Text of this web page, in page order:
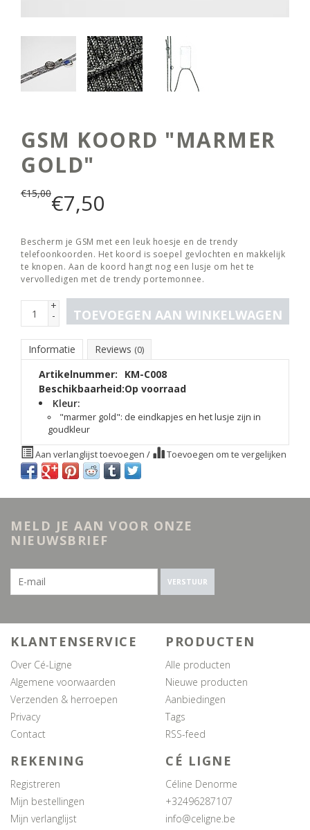
GSM KOORD "MARMER
GOLD"
€15,00€7,50
Bescherm je GSM met een leuk hoesje en de trendy
telefoonkoorden. Het koord is soepel gevlochten en makkelijk
te knopen. Aan de koord hangt nog een lusje om het te
vervolledigen met de trendy portemonnee.
+
- TOEVOEGEN AAN WINKELWAGEN
Informatie Reviews (0)
Artikelnummer:
KM-C008
Beschikbaarheid:Op voorraad
Kleur:
"marmer gold": de eindkapjes en het lusje zijn in
goudkleur
Aan verlanglijst toevoegen / Toevoegen om te vergelijken
MELD JE AAN VOOR ONZE
NIEUWSBRIEF
VERSTUUR
KLANTENSERVICE
Over Cé-Ligne
Algemene voorwaarden
Verzenden & herroepen
Privacy
Contact
PRODUCTEN
Alle producten
Nieuwe producten
Aanbiedingen
Tags
RSS-feed
REKENING
Registreren
Mijn bestellingen
Mijn verlanglijst
CÉ LIGNE
Céline Denorme
+32496287107
info@celigne.be